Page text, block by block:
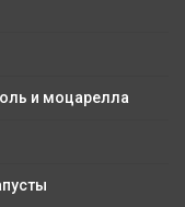
и моцарелла